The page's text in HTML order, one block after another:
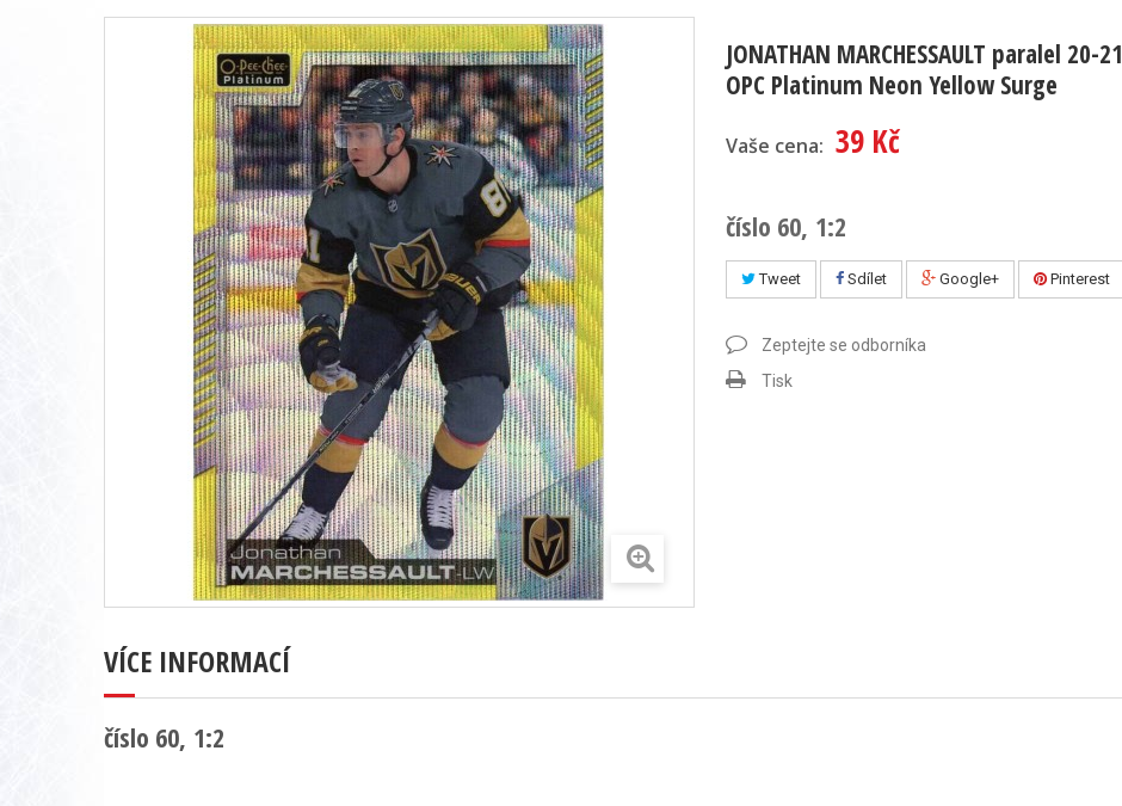
JONATHAN MARCHESSAULT paralel 20-21
OPC Platinum Neon Yellow Surge
Vaše cena: 39 Kč
číslo 60, 1:2
Tweet Sdílet Google+ Pinterest
Zeptejte se odborníka
Tisk
VÍCE INFORMACÍ
číslo 60, 1:2